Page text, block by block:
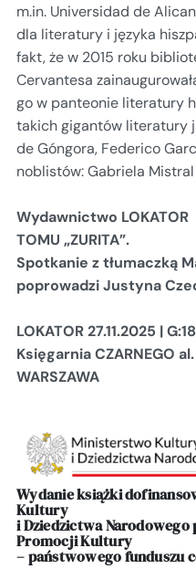
m.in. Universidad de
dla literatury i języka
fakt, że w 2015 roku
Cervantesa
go w panteonie literatury
takich gigantów literatury
de Góngora, Federico
noblistów: Gabriela
Wydawnictwo LOKATOR
TOMU „ZURITA”.
Spotkanie z tłumaczką
poprowadzi Justyna
LOKATOR 27.11.2025 |
Księgarnia CZARNEGO
WARSZAWA
Wydanie książki
Kultury
i Dziedzictwa Narodowego
Promocji Kultury
– państwowego funduszu